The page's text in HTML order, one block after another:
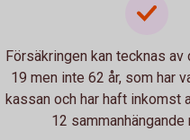
Försäkringen kan tecknas
19 men inte 62 år, som har
kassan och har haft inkomst
12 sammanhängande